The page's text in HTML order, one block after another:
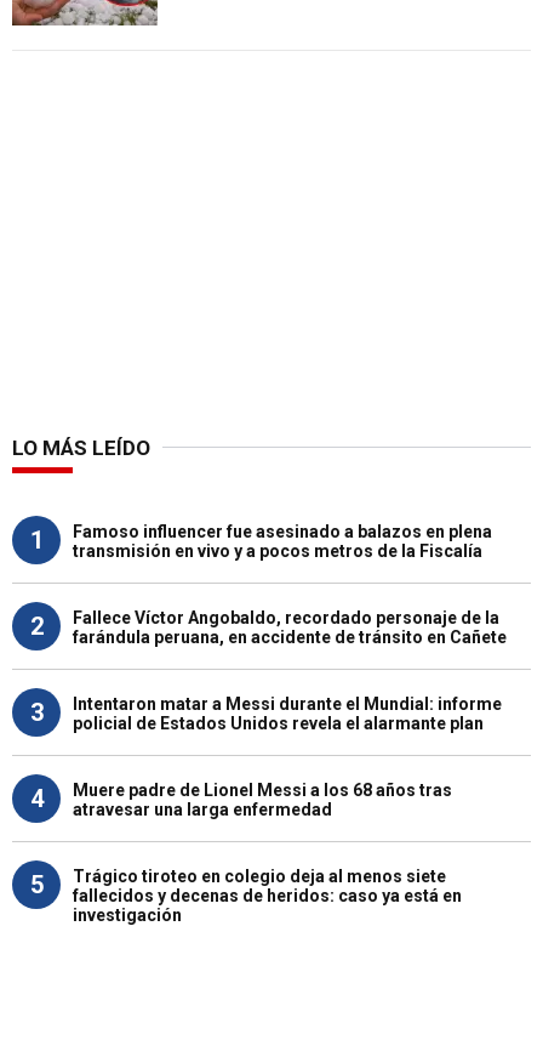
LO MÁS LEÍDO
1
Famoso influencer fue asesinado a balazos en plena
transmisión en vivo y a pocos metros de la Fiscalía
2
Fallece Víctor Angobaldo, recordado personaje de la
farándula peruana, en accidente de tránsito en Cañete
3
Intentaron matar a Messi durante el Mundial: informe
policial de Estados Unidos revela el alarmante plan
4
Muere padre de Lionel Messi a los 68 años tras
atravesar una larga enfermedad
5
Trágico tiroteo en colegio deja al menos siete
fallecidos y decenas de heridos: caso ya está en
investigación